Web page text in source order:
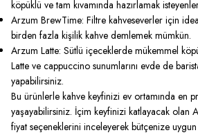
köpüklü ve tam kıvamında hazırlamak
Arzum BrewTime: Filtre kahveseverler için
birden fazla kişilik kahve demlemek mümkün.
Arzum Latte: Sütlü içeceklerde mükemmel
Latte ve cappuccino sunumlarını evde de
yapabilirsiniz.
Bu ürünlerle kahve keyfinizi ev ortamında en
yaşayabilirsiniz. İçim keyfinizi katlayacak olan
fiyat seçeneklerini inceleyerek bütçenize